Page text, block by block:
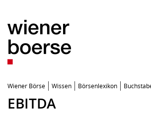
Wiener Börse Wissen Börsenlexikon
EBITDA